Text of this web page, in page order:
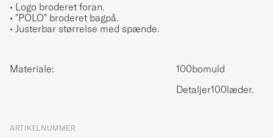
• Logo broderet foran.
• "POLO" broderet bagpå.
• Justerbar størrelse med spænde.
Materiale:
100bomuld
Detaljer100læder.
ARTIKELNUMMER